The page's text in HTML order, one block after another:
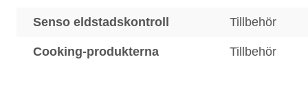
Senso eldstadskontroll Tillbehör
Cooking-produkterna Tillbehör